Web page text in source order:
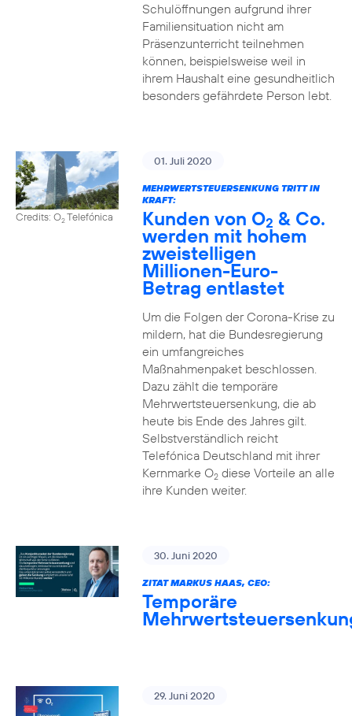
Schulöffnungen aufgrund ihrer
Familiensituation nicht am
Präsenzunterricht teilnehmen
können, beispielsweise weil in
ihrem Haushalt eine gesundheitlich
besonders gefährdete Person lebt.
Credits: O2Telefónica
01. Juli 2020
MEHRWERTSTEUERSENKUNG TRITT IN
KRAFT:
Kunden von O2 & Co.
werden mit hohem
zweistelligen
Millionen-Euro-
Betrag entlastet
Um die Folgen der Corona-Krise zu
mildern, hat die Bundesregierung
ein umfangreiches
Maßnahmenpaket beschlossen.
Dazu zählt die temporäre
Mehrwertsteuersenkung, die ab
heute bis Ende des Jahres gilt.
Selbstverständlich reicht
Telefónica Deutschland mit ihrer
Kernmarke O2diese Vorteile an alle
ihre Kunden weiter.
30. Juni 2020
ZITAT MARKUS HAAS, CEO:
Temporäre
29. Juni 2020